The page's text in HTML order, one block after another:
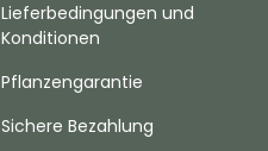
Lieferbedingungen und
Konditionen
Pflanzengarantie
Sichere Bezahlung